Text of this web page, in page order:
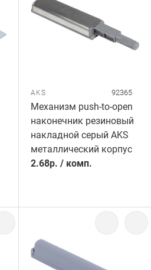
AKS 92365
Механизм push-to-open
наконечник резиновый
накладной серый AKS
металлический корпус
2.68р. / комп.